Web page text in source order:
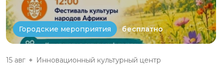
Городские мероприятия бесплатно
15 авг Инновационный культурный центр